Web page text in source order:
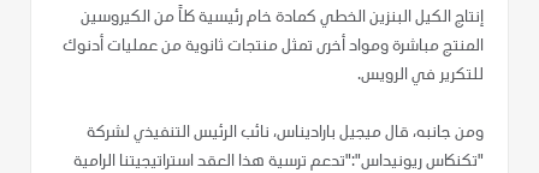
إنتاج الكيل البنزين الخطي كمادة خام رئيسية كلاً من الكيروسين
المنتج مباشرة ومواد أخرى تمثل منتجات ثانوية من عمليات أدنوك
للتكرير في الرويس.
ومن جانبه، قال ميجيل باراديناس، نائب الرئيس التنفيذي لشركة
"تكنكاس ريونيداس":"تدعم ترسية هذا العقد استراتيجيتنا الرامية